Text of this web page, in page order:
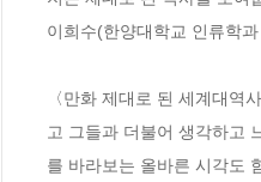
이희수(한양대학교 인류학
〈만화 제대로 된 세계대역
고 그들과 더불어 생각하고
를 바라보는 올바른 시각도